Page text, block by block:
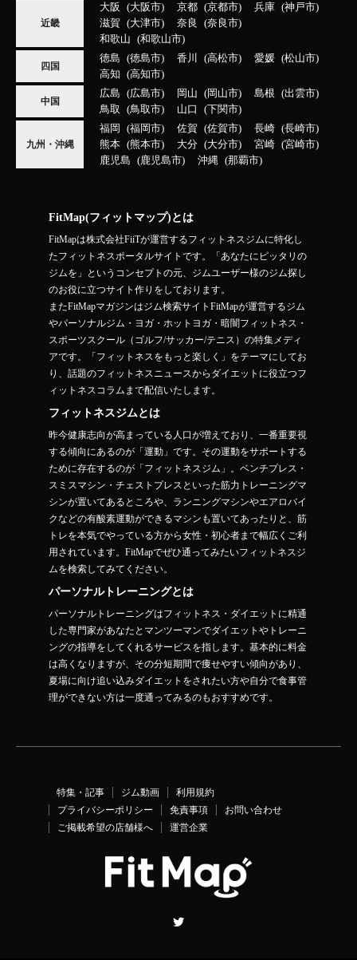
近畿
大阪 大阪市 京都 京都市 兵庫
神戸市
滋賀
大津市 奈良
奈良市
和歌山
和歌山市
四国
徳島 徳島市 香川 高松市 愛媛
松山市
高知
高知市
中国
広島 広島市 岡山 岡山市 島根
出雲市
鳥取
鳥取市 山口 下関市
九州・沖縄
福岡 福岡市 佐賀 佐賀市 長崎
長崎市
熊本
熊本市 大分 大分市 宮崎
宮崎市
鹿児島
鹿児島市 沖縄 那覇市
FitMap(フィットマップ)とは
FitMapは株式会社FiiTが運営するフィットネスジムに特化し
たフィットネスポータルサイトです。「あなたにピッタリの
ジムを」というコンセプトの元、ジムユーザー様のジム探し
のお役に立つサイト作りをしております。
またFitMapマガジンはジム検索サイトFitMapが運営するジム
やパーソナルジム・ヨガ・ホットヨガ・暗闇フィットネス・
スポーツスクール（ゴルフ/サッカー/テニス）の特集メディ
アです。「フィットネスをもっと楽しく」をテーマにしてお
り、話題のフィットネスニュースからダイエットに役立つフ
ィットネスコラムまで配信いたします。
フィットネスジムとは
昨今健康志向が高まっている人口が増えており、一番重要視
する傾向にあるのが「運動」です。その運動をサポートする
ために存在するのが「フィットネスジム」。ベンチプレス・
スミスマシン・チェストプレスといった筋力トレーニングマ
シンが置いてあるところや、ランニングマシンやエアロバイ
クなどの有酸素運動ができるマシンも置いてあったりと、筋
トレを本気でやっている方から女性・初心者まで幅広くご利
用されています。FitMapでぜひ通ってみたいフィットネスジ
ムを検索してみてください。
パーソナルトレーニングとは
パーソナルトレーニングはフィットネス・ダイエットに精通
した専門家があなたとマンツーマンでダイエットやトレーニ
ングの指導をしてくれるサービスを指します。基本的に料金
は高くなりますが、その分短期間で痩せやすい傾向があり、
夏場に向け追い込みダイエットをされたい方や自分で食事管
理ができない方は一度通ってみるのもおすすめです。
特集・記事 ジム動画
利用規約
プライバシーポリシー
免責事項
お問い合わせ
ご掲載希望の店舗様へ
運営企業